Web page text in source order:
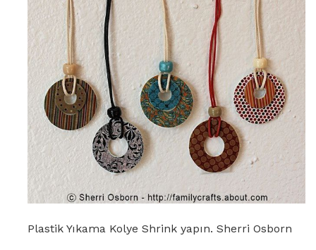
Plastik Yıkama Kolye Shrink yapın. Sherri Osborn